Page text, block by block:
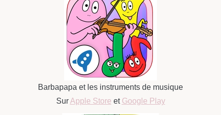
Barbapapa et les instruments de musique
SurApple Store et Google Play